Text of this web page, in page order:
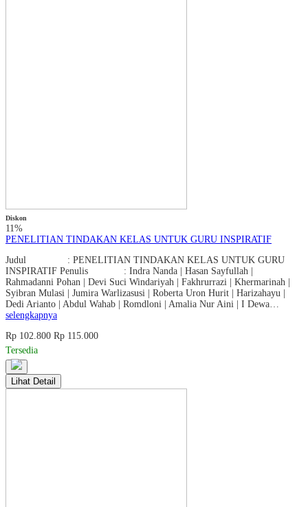
Diskon
11%
PENELITIAN TINDAKAN KELAS UNTUK GURU INSPIRATIF
Judul : PENELITIAN TINDAKAN KELAS UNTUK GURU
INSPIRATIF Penulis : Indra Nanda | Hasan Sayfullah |
Rahmadanni Pohan | Devi Suci Windariyah | Fakhrurrazi | Khermarinah |
Syibran Mulasi | Jumira Warlizasusi | Roberta Uron Hurit | Harizahayu |
Dedi Arianto | Abdul Wahab | Romdloni | Amalia Nur Aini | I Dewa…
selengkapnya
Rp 102.800 Rp 115.000
Tersedia
Lihat Detail